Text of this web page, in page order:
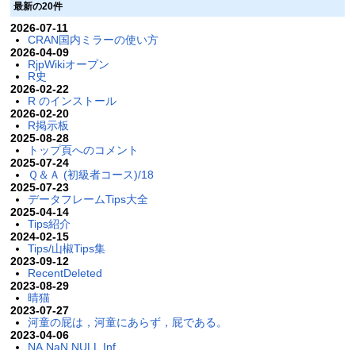
最新の20件
2026-07-11
CRAN国内ミラーの使い方
2026-04-09
RjpWikiオープン
R史
2026-02-22
R のインストール
2026-02-20
R掲示板
2025-08-28
トップ頁へのコメント
2025-07-24
Ｑ＆Ａ (初級者コース)/18
2025-07-23
データフレームTips大全
2025-04-14
Tips紹介
2024-02-15
Tips/山椒Tips集
2023-09-12
RecentDeleted
2023-08-29
晴猫
2023-07-27
河童の屁は，河童にあらず，屁である。
2023-04-06
NA,NaN,NULL,Inf